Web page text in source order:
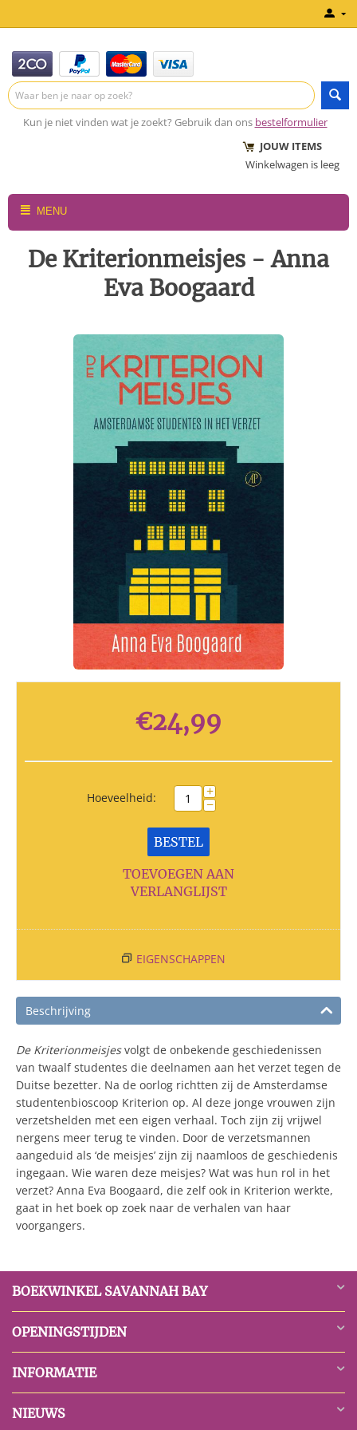
Kun je niet vinden wat je zoekt? Gebruik dan ons bestelformulier
JOUW ITEMS
Winkelwagen is leeg
MENU
De Kriterionmeisjes - Anna
Eva Boogaard
€24,99
Hoeveelheid: +
−
BESTEL
TOEVOEGEN AAN
VERLANGLIJST
EIGENSCHAPPEN
Beschrijving
De Kriterionmeisjesvolgt de onbekende geschiedenissen
van twaalf studentes die deelnamen aan het verzet tegen de
Duitse bezetter. Na de oorlog richtten zij de Amsterdamse
studentenbioscoop Kriterion op. Al deze jonge vrouwen zijn
verzetshelden met een eigen verhaal. Toch zijn zij vrijwel
nergens meer terug te vinden. Door de verzetsmannen
aangeduid als ‘de meisjes’ zijn zij naamloos de geschiedenis
ingegaan. Wie waren deze meisjes? Wat was hun rol in het
verzet? Anna Eva Boogaard, die zelf ook in Kriterion werkte,
gaat in het boek op zoek naar de verhalen van haar
voorgangers.
BOEKWINKEL SAVANNAH BAY
OPENINGSTIJDEN
INFORMATIE
NIEUWS